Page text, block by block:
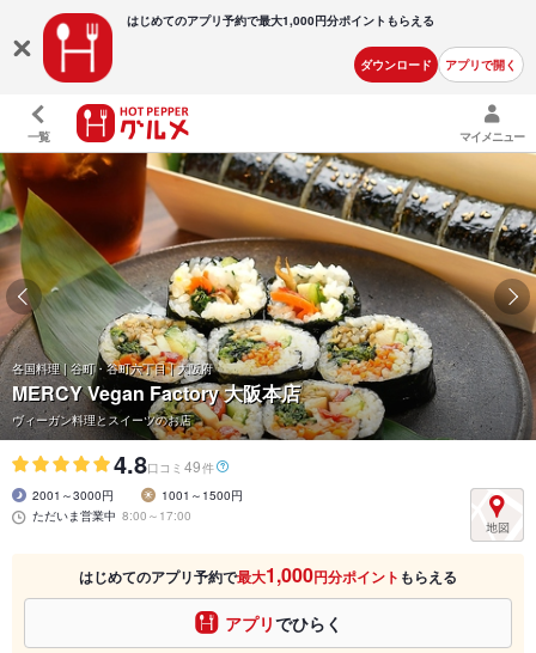
はじめてのアプリ予約で最大1,000円分ポイントもらえる
ダウンロード アプリで開く
一覧 マイメニュー
各国料理 | 谷町・谷町六丁目 | 大阪府
MERCY Vegan Factory 大阪本店
ヴィーガン料理とスイーツのお店
4.8口コミ 49件
2001～3000円
1001～1500円
ただいま営業中 8:00～17:00
はじめてのアプリ予約で最大1,000円分ポイント もらえる
アプリでひらく